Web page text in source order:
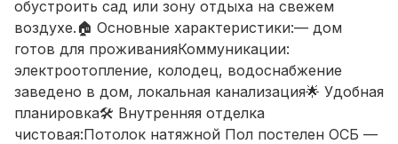
обустроить сад или зону отдыха на свежем
воздухе.🏠 Основные характеристики:— дом
готов для проживанияКоммуникации:
электроотопление, колодец, водоснабжение
заведено в дом, локальная канализация🌟 Удобная
планировка🛠️ Внутренняя отделка
чистовая:Потолок натяжной Пол постелен ОСБ —